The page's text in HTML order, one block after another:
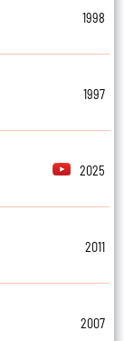
1998
1997
2025
2011
2007